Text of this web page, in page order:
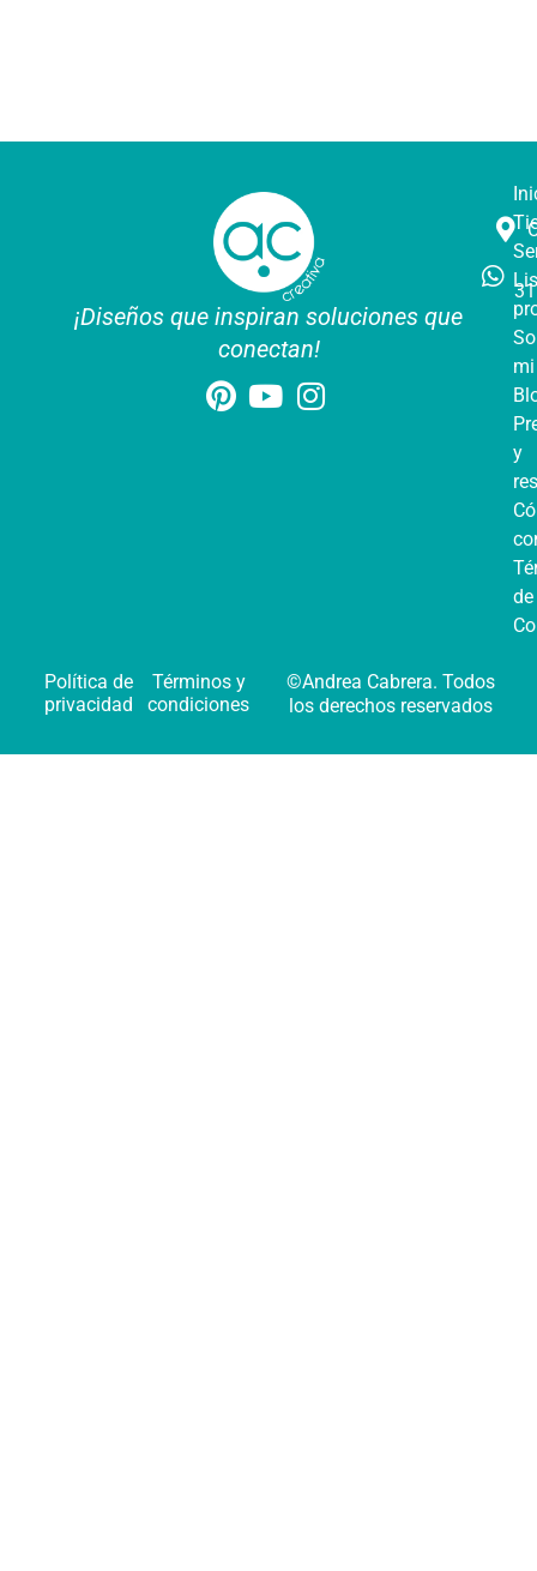
¡Diseños que inspiran soluciones que
conectan!
mi
y
Política de
privacidad
Términos y
condiciones
©Andrea Cabrera. Todos
los derechos reservados